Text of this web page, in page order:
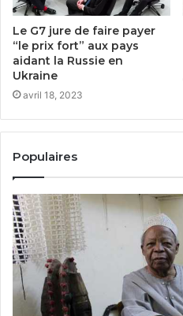
Le G7 jure de faire payer
“le prix fort” aux pays
aidant la Russie en
Ukraine
avril 18, 2023
Populaires